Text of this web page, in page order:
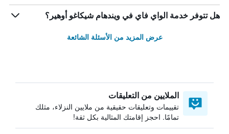
هل تتوفر خدمة الواي فاي في ويندهام شيكاغو أوهير؟
عرض المزيد من الأسئلة الشائعة
الملايين من التعليقات
تقييمات وتعليقات حقيقية من ملايين النزلاء، مثلك
تمامًا. احجز إقامتك المثالية بكل ثقة!